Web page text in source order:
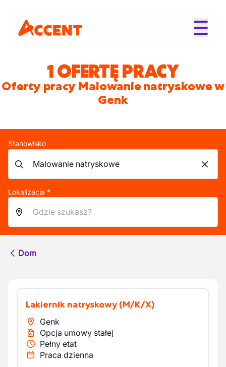
1 OFERTĘ PRACY
Oferty pracy Malowanie natryskowe w
Genk
Stanowisko
Lokalizacja *
Dom
Lakiernik natryskowy (M/K/X)
Genk
Opcja umowy stałej
Pełny etat
Praca dzienna